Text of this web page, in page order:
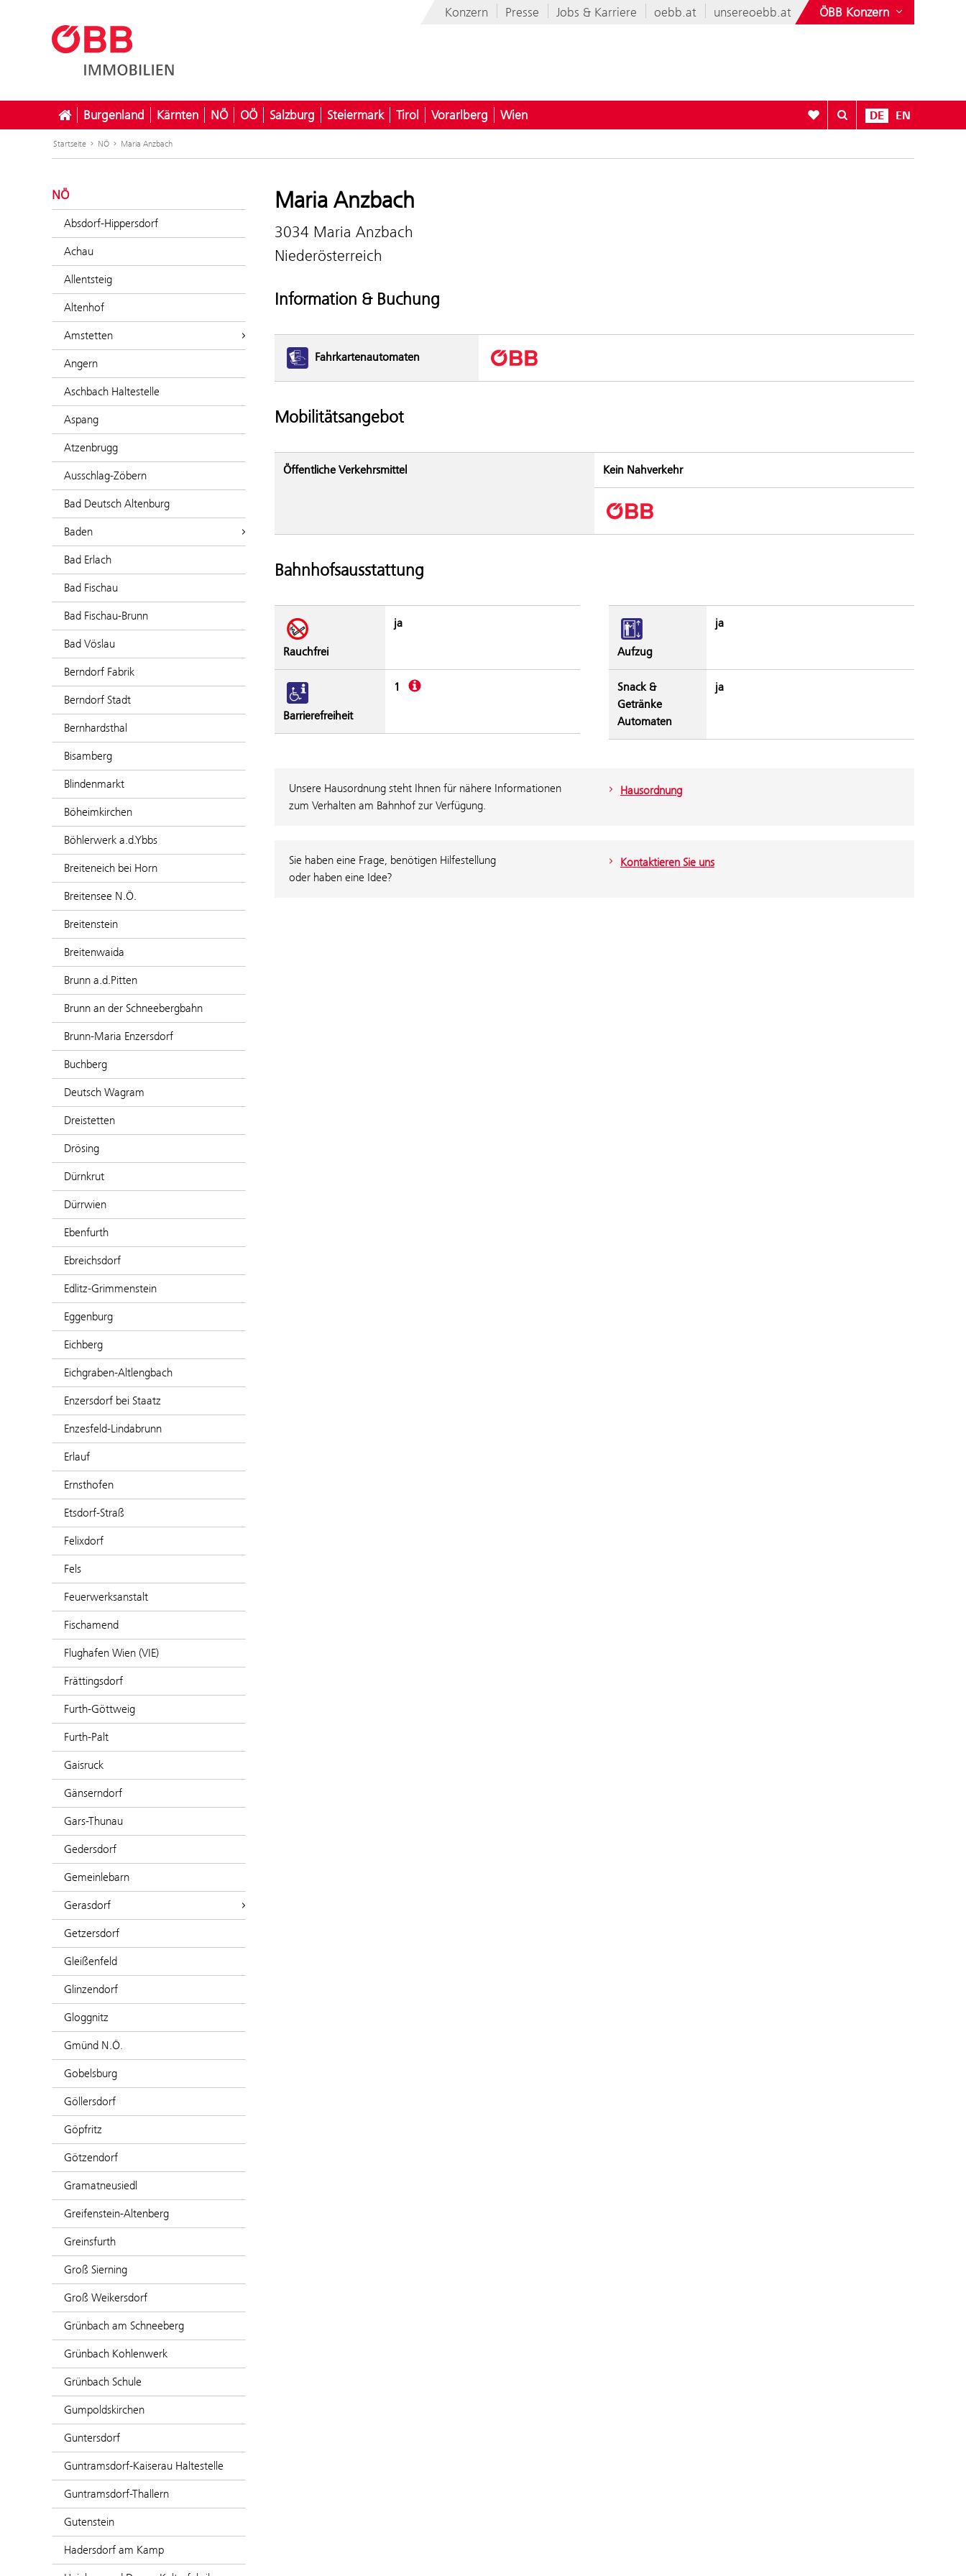
Konzern Presse Jobs & Karriere oebb.at unsereoebb.at ÖBB Konzern
Burgenland Kärnten NÖ OÖ Salzburg Steiermark Tirol Vorarlberg Wien Zur Favoritenliste
DE EN
Startseite NÖ Maria Anzbach
NÖ
Absdorf-Hippersdorf
Achau
Allentsteig
Altenhof
Amstetten
Angern
Aschbach Haltestelle
Aspang
Atzenbrugg
Ausschlag-Zöbern
Bad Deutsch Altenburg
Baden
Bad Erlach
Bad Fischau
Bad Fischau-Brunn
Bad Vöslau
Berndorf Fabrik
Berndorf Stadt
Bernhardsthal
Bisamberg
Blindenmarkt
Böheimkirchen
Böhlerwerk a.d.Ybbs
Breiteneich bei Horn
Breitensee N.Ö.
Breitenstein
Breitenwaida
Brunn a.d.Pitten
Brunn an der Schneebergbahn
Brunn-Maria Enzersdorf
Buchberg
Deutsch Wagram
Dreistetten
Drösing
Dürnkrut
Dürrwien
Ebenfurth
Ebreichsdorf
Edlitz-Grimmenstein
Eggenburg
Eichberg
Eichgraben-Altlengbach
Enzersdorf bei Staatz
Enzesfeld-Lindabrunn
Erlauf
Ernsthofen
Etsdorf-Straß
Felixdorf
Fels
Feuerwerksanstalt
Fischamend
Flughafen Wien (VIE)
Frättingsdorf
Furth-Göttweig
Furth-Palt
Gaisruck
Gänserndorf
Gars-Thunau
Gedersdorf
Gemeinlebarn
Gerasdorf
Getzersdorf
Gleißenfeld
Glinzendorf
Gloggnitz
Gmünd N.Ö.
Gobelsburg
Göllersdorf
Göpfritz
Götzendorf
Gramatneusiedl
Greifenstein-Altenberg
Greinsfurth
Groß Sierning
Groß Weikersdorf
Grünbach am Schneeberg
Grünbach Kohlenwerk
Grünbach Schule
Gumpoldskirchen
Guntersdorf
Guntramsdorf-Kaiserau Haltestelle
Guntramsdorf-Thallern
Gutenstein
Hadersdorf am Kamp
Maria Anzbach
3034 Maria Anzbach
Niederösterreich
Information & Buchung
Fahrkarten­automaten
Mobilitätsangebot
Öffentliche Verkehrsmittel Kein Nahverkehr
Bahnhofsausstattung
Rauchfrei
ja
Barrierefreiheit
1 Beschreibung
Aufzug
ja
Snack &
Getränke
Automaten
ja
Unsere Hausordnung steht Ihnen für nähere Informationen
zum Verhalten am Bahnhof zur Verfügung.
Hausordnung
Sie haben eine Frage, benötigen Hilfestellung
oder haben eine Idee?
Kontaktieren Sie uns